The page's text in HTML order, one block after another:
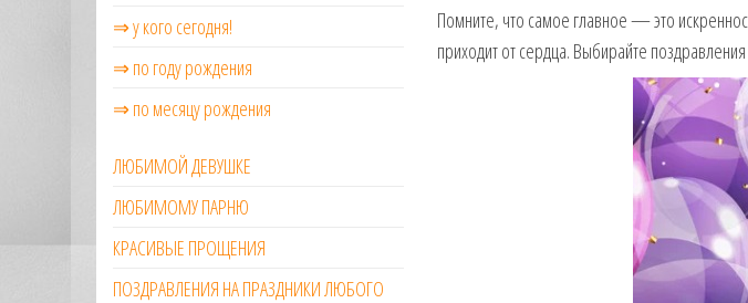
Помните, что самое главное — это
приходит от сердца. Выбирайте
⇒ у кого сегодня!
⇒ по году рождения
⇒ по месяцу рождения
ЛЮБИМОЙ ДЕВУШКЕ
ЛЮБИМОМУ ПАРНЮ
КРАСИВЫЕ ПРОЩЕНИЯ
ПОЗДРАВЛЕНИЯ НА ПРАЗДНИКИ ЛЮБОГО